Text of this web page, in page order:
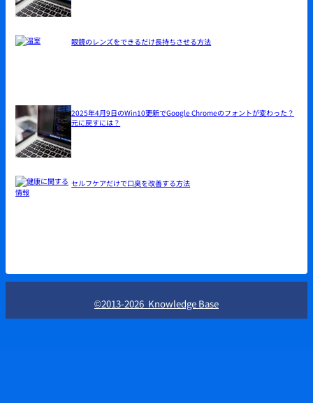
眼鏡のレンズをできるだけ長持ちさせる方法
2025年4月9日のWin10更新でGoogle Chromeのフォントが変わった？
元に戻すには？
セルフケアだけで口臭を改善する方法
©2013-2026 Knowledge Base